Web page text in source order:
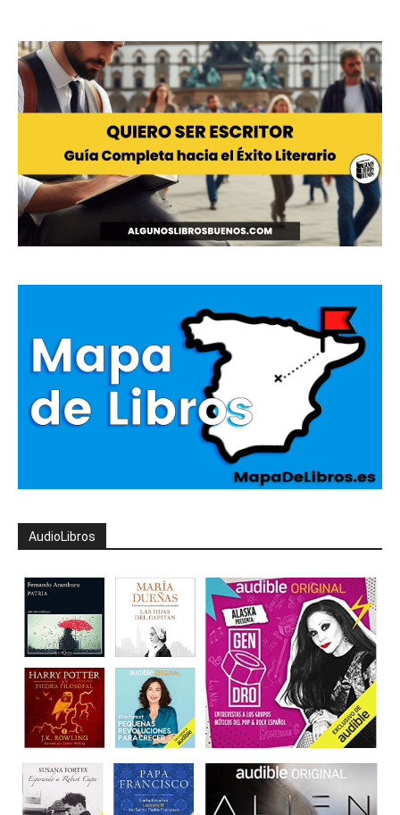
AudioLibros